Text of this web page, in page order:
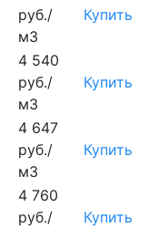
руб./
м3
Купить
4 540
руб./
м3
Купить
4 647
руб./
м3
Купить
4 760
руб./
Купить